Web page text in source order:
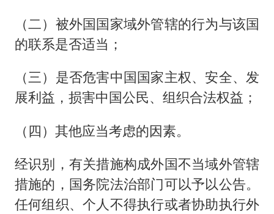
（二）被外国国家域外管辖的行为与该国
的联系是否适当；
（三）是否危害中国国家主权、安全、发
展利益，损害中国公民、组织合法权益；
（四）其他应当考虑的因素。
经识别，有关措施构成外国不当域外管辖
措施的，国务院法治部门可以予以公告。
任何组织、个人不得执行或者协助执行外